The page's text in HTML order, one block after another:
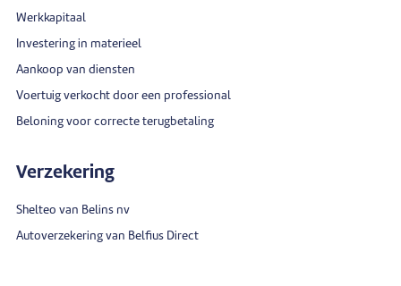
Werkkapitaal
Investering in materieel
Aankoop van diensten
Voertuig verkocht door een professional
Beloning voor correcte terugbetaling
Verzekering
Shelteo van Belins nv
Autoverzekering van Belfius Direct